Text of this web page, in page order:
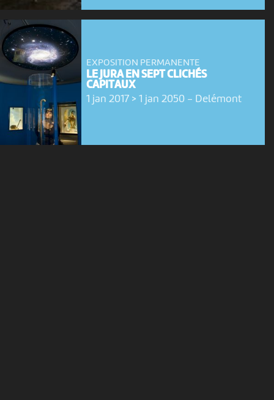
EXPOSITION PERMANENTE
LE JURA EN SEPT CLICHÉS
CAPITAUX
1 jan 2017 > 1 jan 2050- Delémont